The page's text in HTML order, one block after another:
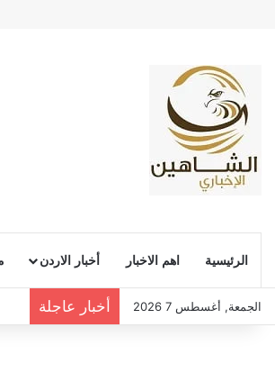
الرئيسية اهم الاخبار أخبار الاردن
الجمعة, أغسطس 7 2026 أخبار عاجلة